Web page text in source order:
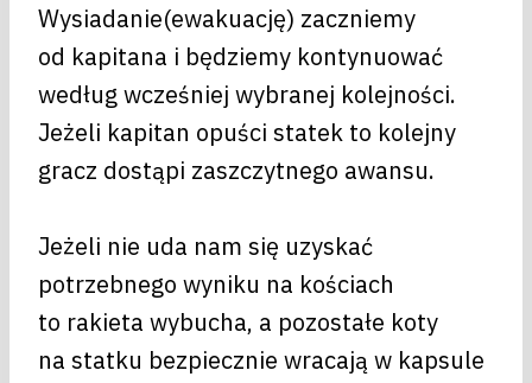
Wysiadanie(ewakuację) zaczniemy
od kapitana i będziemy kontynuować
według wcześniej wybranej kolejności.
Jeżeli kapitan opuści statek to kolejny
gracz dostąpi zaszczytnego awansu.
Jeżeli nie uda nam się uzyskać
potrzebnego wyniku na kościach
to rakieta wybucha, a pozostałe koty
na statku bezpiecznie wracają w kapsule